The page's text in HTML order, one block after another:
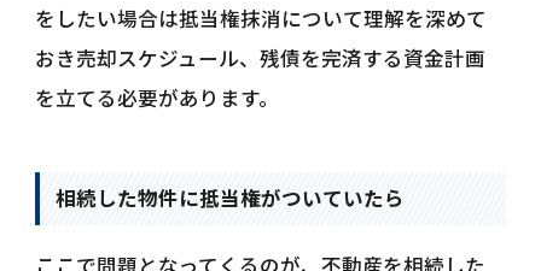
をしたい場合は抵当権抹消について理解を深めて
おき売却スケジュール、残債を完済する資金計画
を立てる必要があります。
相続した物件に抵当権がついていたら